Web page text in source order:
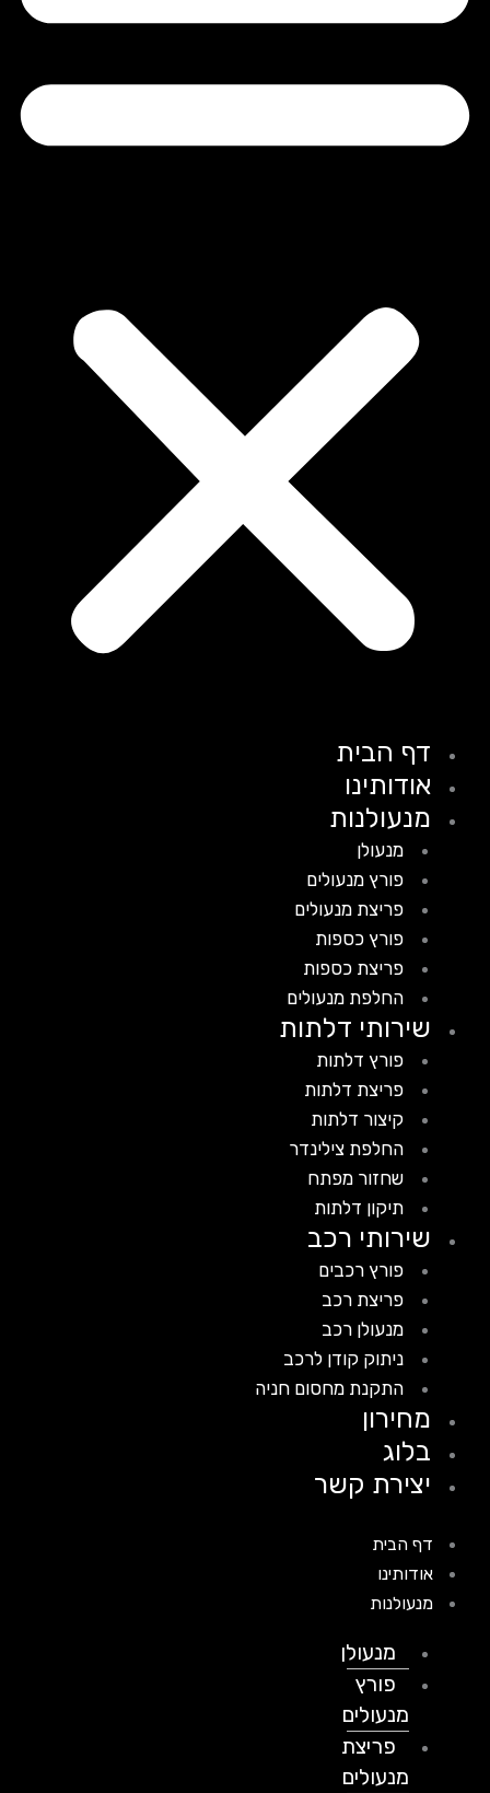
דף הבית
אודותינו
מנעולנות
מנעולן
פורץ מנעולים
פריצת מנעולים
פורץ כספות
פריצת כספות
החלפת מנעולים
שירותי דלתות
פורץ דלתות
פריצת דלתות
קיצור דלתות
החלפת צילינדר
שחזור מפתח
תיקון דלתות
שירותי רכב
פורץ רכבים
פריצת רכב
מנעולן רכב
ניתוק קודן לרכב
התקנת מחסום חניה
מחירון
בלוג
יצירת קשר
דף הבית
אודותינו
מנעולנות
מנעולן
פורץ
מנעולים
פריצת
מנעולים